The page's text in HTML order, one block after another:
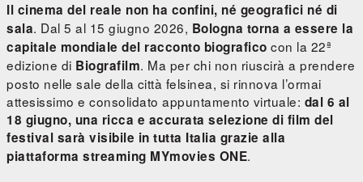
Il cinema del reale non ha confini, né geografici né di
sala. Dal 5 al 15 giugno 2026, Bologna torna a essere la
capitale mondiale del racconto biografico con la 22ª
edizione di Biografilm. Ma per chi non riuscirà a prendere
posto nelle sale della città felsinea, si rinnova l’ormai
attesissimo e consolidato appuntamento virtuale: dal 6 al
18 giugno, una ricca e accurata selezione di film del
festival sarà visibile in tutta Italia grazie alla
piattaforma streaming MYmovies ONE.